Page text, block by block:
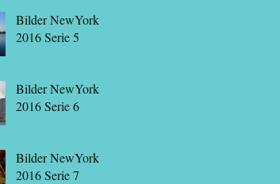
Bilder NewYork
2016 Serie 5
Bilder NewYork
2016 Serie 6
Bilder NewYork
2016 Serie 7